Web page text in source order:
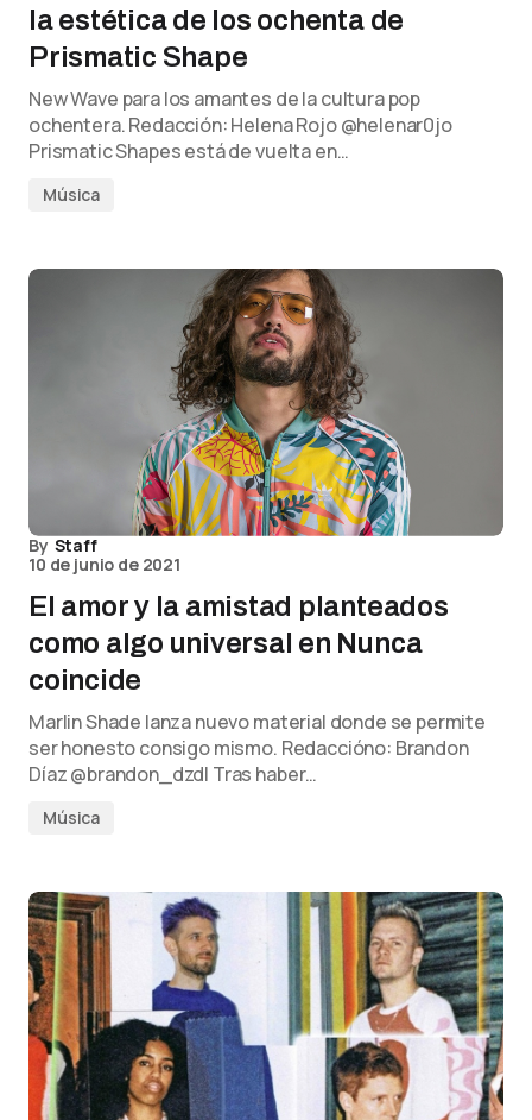
la estética de los ochenta de
Prismatic Shape
New Wave para los amantes de la cultura pop
ochentera. Redacción: Helena Rojo @helenar0jo
Prismatic Shapes está de vuelta en…
Música
By Staff
10 de junio de 2021
El amor y la amistad planteados
como algo universal en Nunca
coincide
Marlin Shade lanza nuevo material donde se permite
ser honesto consigo mismo. Redaccióno: Brandon
Díaz @brandon_dzdl Tras haber…
Música